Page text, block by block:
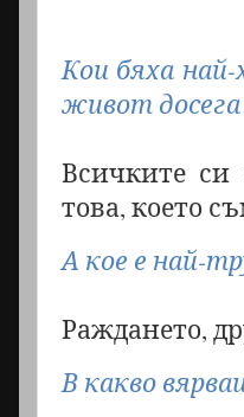
Кои бяха
живот
Всичките си
това, което
А кое е най-
Раждането,
В какво